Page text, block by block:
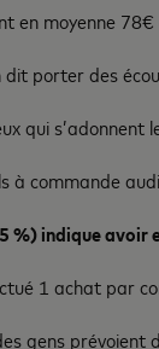
en moyenne
porter des
qui s’adonnent
à commande
%) indique
1 achat par
gens prévoient